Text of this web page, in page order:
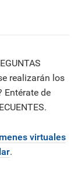
realizarán los
Entérate de
virtuales
.